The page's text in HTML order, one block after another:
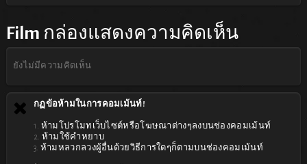
Film กล่องแสดงความคิดเห็น
ยังไม่มีความคิดเห็น
กฏข้อห้ามในการคอมเม้นท์!
1. ห้ามโปรโมทเว็บไซต์หรือโฆษณาต่างๆลงบนช่องคอมเม้นท์
2. ห้ามใช้คำหยาบ
3. ห้ามหลวกลวงผู้อื่นด้วยวิธีการใดๆก็ตามบนช่องคอมเม้นท์